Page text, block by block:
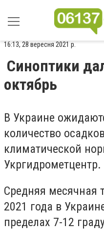
16:13, 28 вересня 2021 р.
Синоптики
октябрь
В Украине
количество
климатической
Укргидрометцентр.
Средняя месячная
2021 года в
пределах 7-12